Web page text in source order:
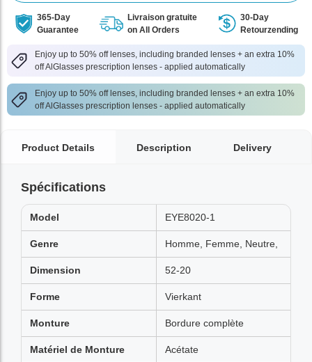
365-Day
Guarantee
Livraison gratuite
on All Orders
30-Day
Retourzending
Enjoy up to 50% off lenses, including branded lenses + an extra 10%
off AlGlasses prescription lenses - applied automatically
Enjoy up to 50% off lenses, including branded lenses + an extra 10%
off AlGlasses prescription lenses - applied automatically
Product Details Description Delivery
Spécifications
Model EYE8020-1
Genre Homme, Femme, Neutre,
Dimension 52-20
Forme Vierkant
Monture Bordure complète
Matériel de Monture Acétate